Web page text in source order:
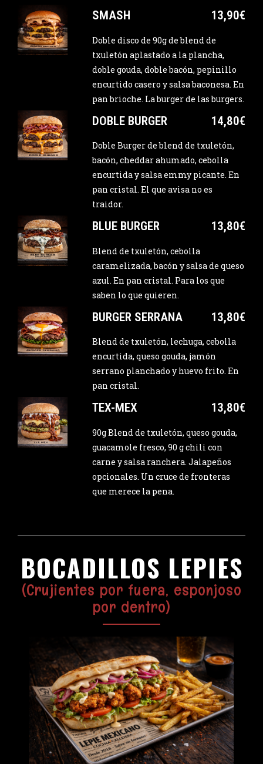
SMASH 13,90€
Doble disco de 90g de blend de
txuletón aplastado a la plancha,
doble gouda, doble bacón, pepinillo
encurtido casero y salsa baconesa. En
pan brioche. La burger de las burgers.
DOBLE BURGER 14,80€
Doble Burger de blend de txuletón,
bacón, cheddar ahumado, cebolla
encurtida y salsa emmy picante. En
pan cristal. El que avisa no es
traidor.
BLUE BURGER 13,80€
Blend de txuletón, cebolla
caramelizada, bacón y salsa de queso
azul. En pan cristal. Para los que
saben lo que quieren.
BURGER SERRANA 13,80€
Blend de txuletón, lechuga, cebolla
encurtida, queso gouda, jamón
serrano planchado y huevo frito. En
pan cristal.
TEX-MEX 13,80€
90g Blend de txuletón, queso gouda,
guacamole fresco, 90 g chili con
carne y salsa ranchera. Jalapeños
opcionales. Un cruce de fronteras
que merece la pena.
BOCADILLOS LEPIES
(Crujientes por fuera, esponjoso
por dentro)